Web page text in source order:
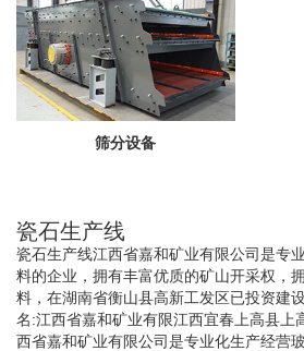
筛分设备
瓷石生产线
瓷石生产线江西省嘉和矿业有限公司是专
料的企业，拥有丰富优质的矿山开采权，
料，在湖南省衡山县高新工发区已投资建
名:江西省嘉和矿业有限江西宜春上高县上
西省嘉和矿业有限公司是专业化生产经营